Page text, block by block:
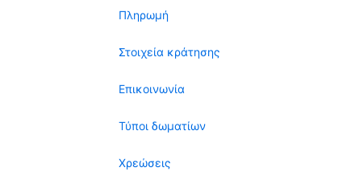
Πληρωμή
Στοιχεία κράτησης
Επικοινωνία
Τύποι δωματίων
Χρεώσεις